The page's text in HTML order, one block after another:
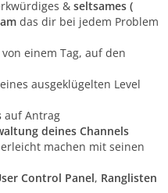
& seltsames (
das dir bei jedem Problem
einem Tag, auf den
ausgeklügelten Level
auf Antrag
deines Channels
machen mit seinen
Control Panel, Ranglisten